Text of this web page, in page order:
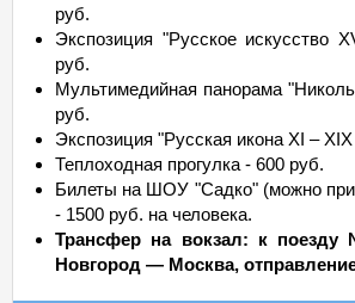
руб.
Экспозиция "Русское искусство
руб.
Мультимедийная панорама
руб.
Экспозиция "Русская икона XI –
Теплоходная прогулка - 600 руб.
Билеты на ШОУ "Садко" (можно
- 1500 руб. на человека.
Трансфер на вокзал: к
Новгород — Москва,